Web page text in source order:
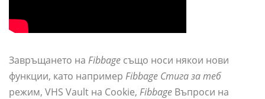
Завръщането на Fibbage също носи някои нови
функции, като например Fibbage Стига за теб
режим, VHS Vault на Cookie, Fibbage Въпроси на